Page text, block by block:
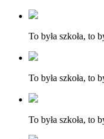
To była szkoła, to
To była szkoła, to
To była szkoła, to